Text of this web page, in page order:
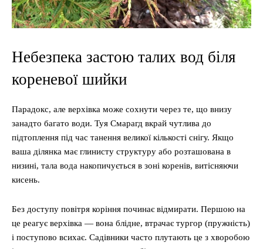
Небезпека застою талих вод біля
кореневої шийки
Парадокс, але верхівка може сохнути через те, що внизу
занадто багато води. Туя Смарагд вкрай чутлива до
підтоплення під час танення великої кількості снігу. Якщо
ваша ділянка має глинисту структуру або розташована в
низині, тала вода накопичується в зоні коренів, витісняючи
кисень.
Без доступу повітря коріння починає відмирати. Першою на
це реагує верхівка — вона блідне, втрачає тургор (пружність)
і поступово всихає. Садівники часто плутають це з хворобою